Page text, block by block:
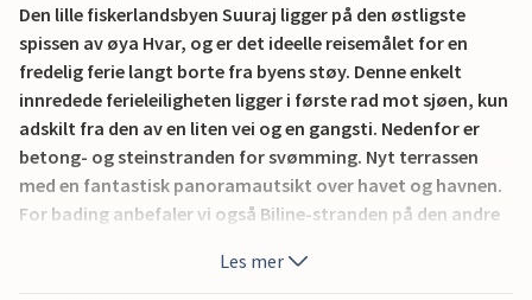
Den lille fiskerlandsbyen Suuraj ligger på den østligste
spissen av øya Hvar, og er det ideelle reisemålet for en
fredelig ferie langt borte fra byens støy. Denne enkelt
innredede ferieleiligheten ligger i første rad mot sjøen, kun
adskilt fra den av en liten vei og en gangsti. Nedenfor er
betong- og steinstranden for svømming. Nyt terrassen
med en fantastisk panoramautsikt over havet og havnen.
For bading anbefaler vi også Biline-stranden på den andre
Suuraj. Besøk de andre feriestedene på øya, som Hvar,
Les mer